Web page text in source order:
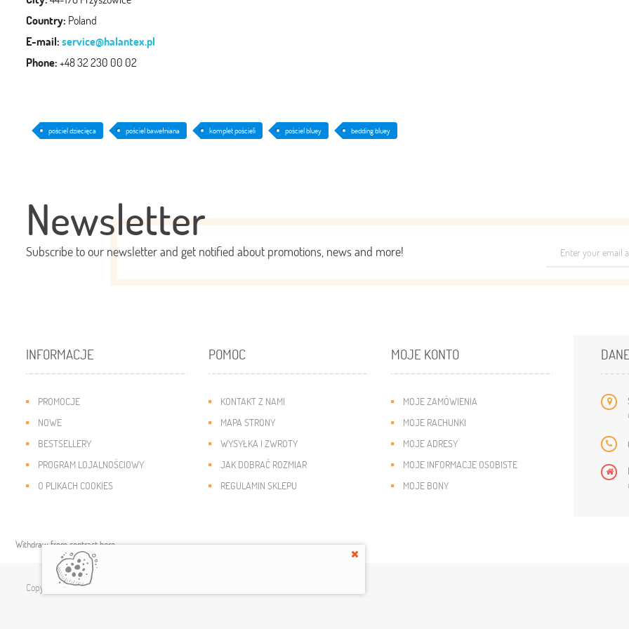
Country: Poland
E-mail:service@halantex.pl
Phone:+48 32 230 00 02
pościel dziecięca pościel bawełniana komplet pościeli pościel bluey bedding bluey
Newsletter
Subscribe to our newsletter and get notified about promotions, news and more!
INFORMACJE
PROMOCJE
NOWE
BESTSELLERY
PROGRAM LOJALNOŚCIOWY
O PLIKACH COOKIES
POMOC
KONTAKT Z NAMI
MAPA STRONY
WYSYŁKA I ZWROTY
JAK DOBRAĆ ROZMIAR
REGULAMIN SKLEPU
MOJE KONTO
MOJE ZAMÓWIENIA
MOJE RACHUNKI
MOJE ADRESY
MOJE INFORMACJE OSOBISTE
MOJE BONY
Withdraw from contract here
Copyright © 2019